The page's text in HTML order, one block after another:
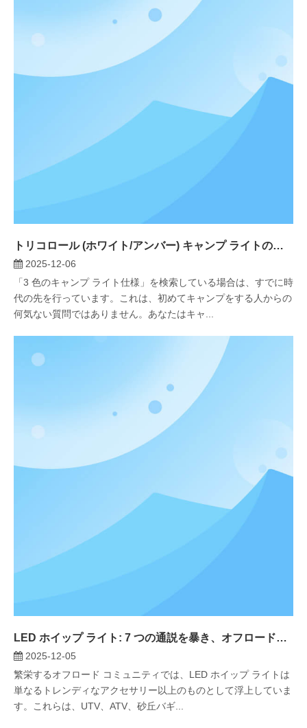
トリコロール (ホワイト/アンバー) キャンプ ライトの仕様: ルーメンを超えて – キャンプ愛好家のための決定版ガイド
2025-12-06
「3 色のキャンプ ライト仕様」を検索している場合は、すでに時
代の先を行っています。これは、初めてキャンプをする人からの
何気ない質問ではありません。あなたはキャ...
LED ホイップ ライト: 7 つの通説を暴き、オフロード愛好家にとっての真の価値を解き明かす
2025-12-05
繁栄するオフロード コミュニティでは、LED ホイップ ライトは
単なるトレンディなアクセサリー以上のものとして浮上していま
す。これらは、UTV、ATV、砂丘バギ...